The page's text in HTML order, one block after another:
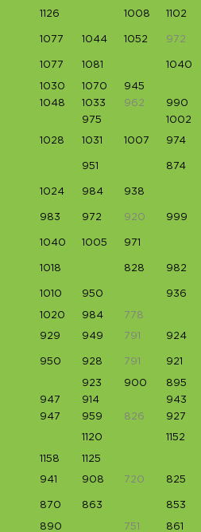
1126 1008 1102
1077 1044 1052 972
1077 1081 1040
1030 1070 945
1048 1033 962 990
975 1002
1028 1031 1007 974
951 874
1024 984 938
983 972 920 999
1040 1005 971
1018 828 982
1010 950 936
1020 984 778
929 949 791 924
950 928 791 921
923 900 895
947 914 943
947 959 826 927
1120 1152
1158 1125
941 908 720 825
870 863 853
890 751 861